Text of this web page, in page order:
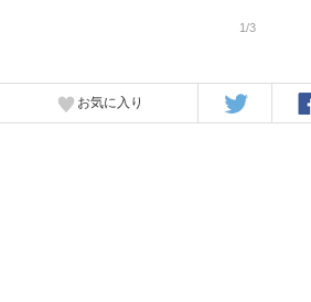
1/3
お気に入り